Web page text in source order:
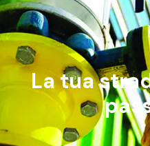
La tua